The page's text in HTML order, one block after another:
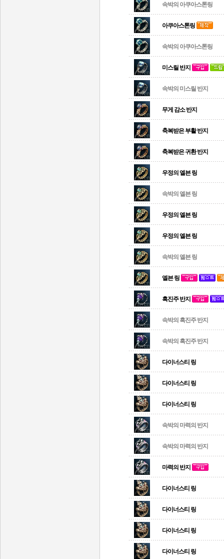
속박의 아쿠아스톤링
아쿠아스톤링
속박의 아쿠아스톤링
미스릴 반지
속박의 미스릴 반지
무게 감소 반지
축복받은 부활 반지
축복받은 귀환 반지
우정의 엘븐 링
속박의 엘븐 링
우정의 엘븐 링
우정의 엘븐 링
속박의 엘븐 링
엘븐 링
흑진주 반지
속박의 흑진주 반지
속박의 흑진주 반지
다이너스티 링
다이너스티 링
다이너스티 링
속박의 마력의 반지
속박의 마력의 반지
마력의 반지
다이너스티 링
다이너스티 링
다이너스티 링
다이너스티 링